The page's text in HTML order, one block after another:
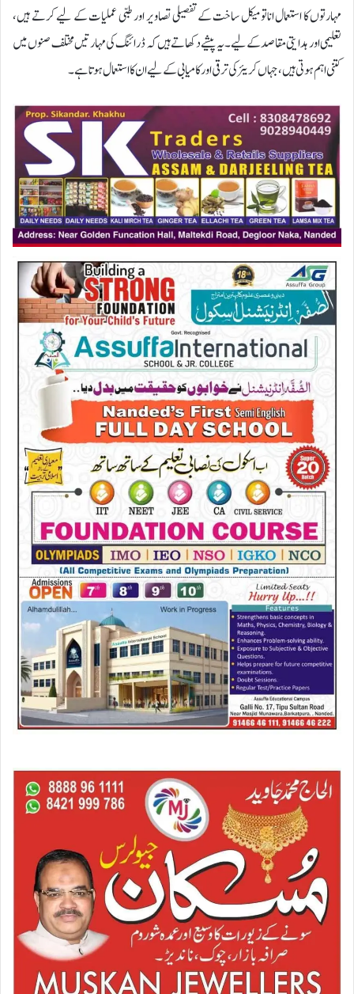
مہارتوں کا استعمال اناتومیکل ساخت کے تفصیلی تصاویر اور طبی عملیات کے لیے کرتے ہیں،
تعلیمی اور ہدایتی مقاصد کے لیے۔یہ پیشے دکھاتے ہیں کہ ڈرائنگ کی مہارتیں مختلف صنوں میں
کتنی اہم ہوتی ہیں، جہاں کریئر کی ترقی اور کامیابی کے لیے ان کا استعمال ہوتا ہے۔